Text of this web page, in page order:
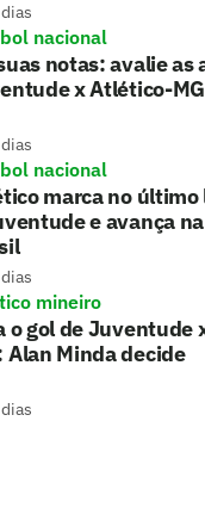
nacional
notas: avalie as
x Atlético-MG
nacional
marca no último
e avança
mineiro
o gol de Juventude
Alan Minda decide